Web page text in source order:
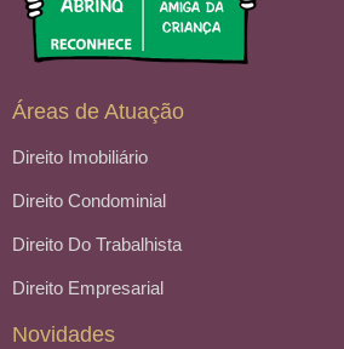
Áreas de Atuação
Direito Imobiliário
Direito Condominial
Direito Do Trabalhista
Direito Empresarial
Novidades